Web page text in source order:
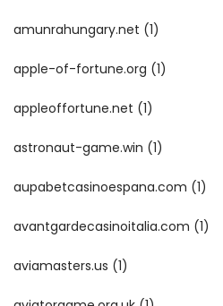
amunrahungary.net (1)
apple-of-fortune.org (1)
appleoffortune.net (1)
astronaut-game.win (1)
aupabetcasinoespana.com (1)
avantgardecasinoitalia.com (1)
aviamasters.us (1)